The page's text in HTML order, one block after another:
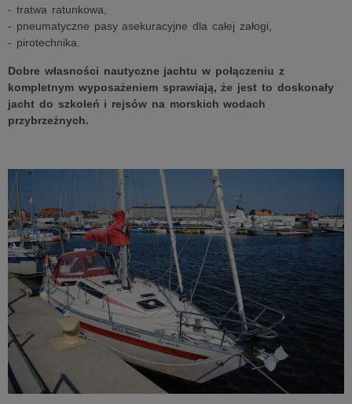
- tratwa ratunkowa,
- pneumatyczne pasy asekuracyjne dla całej załogi,
- pirotechnika.
Dobre własności nautyczne jachtu w połączeniu z
kompletnym wyposażeniem sprawiają, że jest to doskonały
jacht do szkoleń i rejsów na morskich wodach
przybrzeżnych.